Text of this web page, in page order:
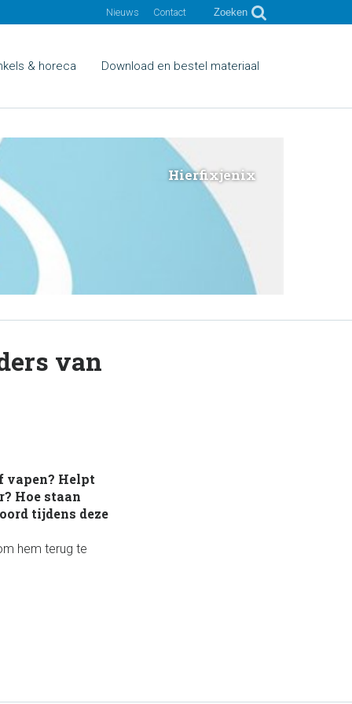
Nieuws Contact Zoeken
& horeca Download en bestel materiaal
Hierfixjenix
van
vapen? Helpt
Hoe staan
tijdens deze
hem terug te